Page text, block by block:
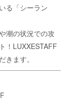
る「シーラン
潮の状況での攻
！LUXXESTAFF
きます。